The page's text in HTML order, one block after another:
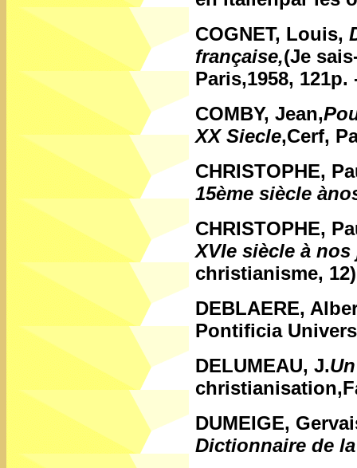
COGNET, Louis,
française,(Je
Paris,1958,
COMBY, Jean,
XX Siecle,Cerf,
CHRISTOPHE,
15ème siècle
CHRISTOPHE,
XVIe siècle à
christianisme,
DEBLAERE,
Pontificia
DELUMEAU, J.
DUMEIGE,
Dictionnaire de